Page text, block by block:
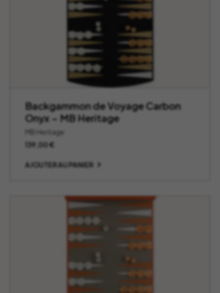
Backgammon de Voyage Carbon
Onyx – MB Heritage
MB Heritage
139,00€
AJOUTER AU PANIER